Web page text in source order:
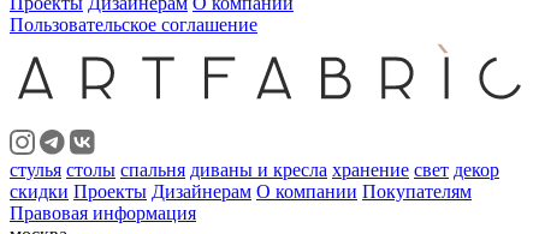
Пользовательское соглашение
стулья столы спальня диваны и кресла хранение свет декор
скидки Проекты Дизайнерам О компании Покупателям
Правовая информация